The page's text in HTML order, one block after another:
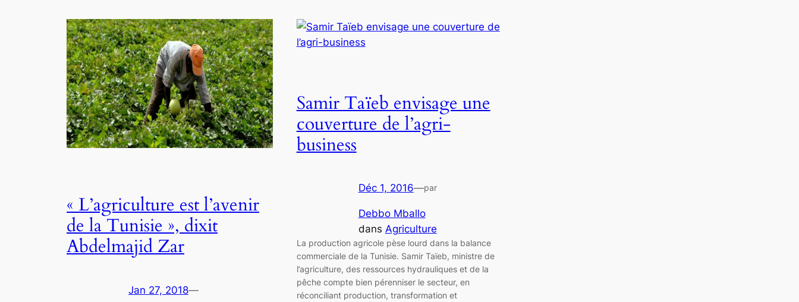
« L’agriculture est l’avenir
de la Tunisie », dixit
Abdelmajid Zar
Jan 27, 2018—
Samir Taïeb envisage une
couverture de l’agri-
business
Déc 1, 2016—par
Debbo Mballo
dans Agriculture
La production agricole pèse lourd dans la balance
commerciale de la Tunisie. Samir Taïeb, ministre de
l’agriculture, des ressources hydrauliques et de la
pêche compte bien pérenniser le secteur, en
réconciliant production, transformation et